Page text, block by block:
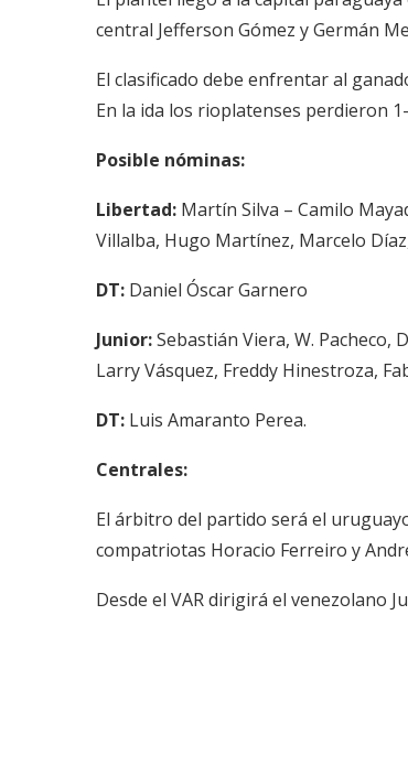
central Jefferson Gómez y Germán
El clasificado debe enfrentar al
En la ida los rioplatenses perdieron
Posible nóminas:
Libertad: Martín Silva – Camilo
Villalba, Hugo Martínez, Marcelo
DT: Daniel Óscar Garnero
Junior:Sebastián Viera, W.
Larry Vásquez, Freddy Hinestroza,
DT: Luis Amaranto Perea.
Centrales:
El árbitro del partido será el
compatriotas Horacio Ferreiro y
Desde el VAR dirigirá el venezolano